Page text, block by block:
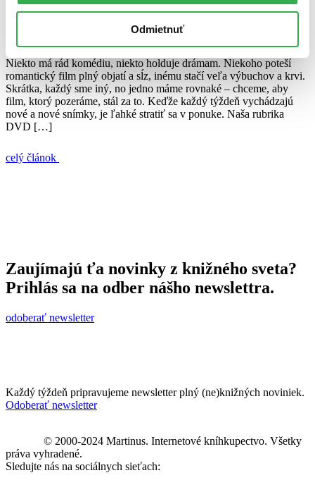
Odmietnuť
Niekto má rád komédiu, niekto holduje drámam. Niekoho poteší
romantický film plný objatí a sĺz, inému stačí veľa výbuchov a krvi.
Skrátka, každý sme iný, no jedno máme rovnaké – chceme, aby
film, ktorý pozeráme, stál za to. Keďže každý týždeň vychádzajú
nové a nové snímky, je ľahké stratiť sa v ponuke. Naša rubrika
DVD […]
celý článok
Zaujímajú ťa novinky z knižného sveta?
Prihlás sa na odber nášho newslettra.
odoberať newsletter
Každý týždeň pripravujeme newsletter plný (ne)knižných noviniek.
Odoberať newsletter
© 2000-2024 Martinus. Internetové kníhkupectvo. Všetky
práva vyhradené.
Sledujte nás na sociálnych sieťach: